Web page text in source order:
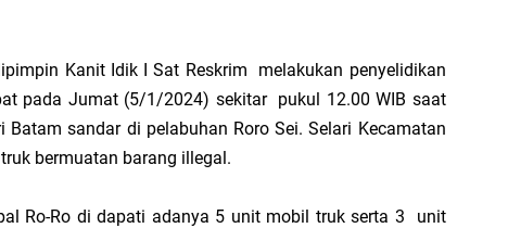
Kanit Idik I Sat Reskrim melakukan penyelidikan
pada Jumat (5/1/2024) sekitar pukul 12.00 WIB saat
Batam sandar di pelabuhan Roro Sei. Selari Kecamatan
bermuatan barang illegal.
Ro-Ro di dapati adanya 5 unit mobil truk serta 3 unit